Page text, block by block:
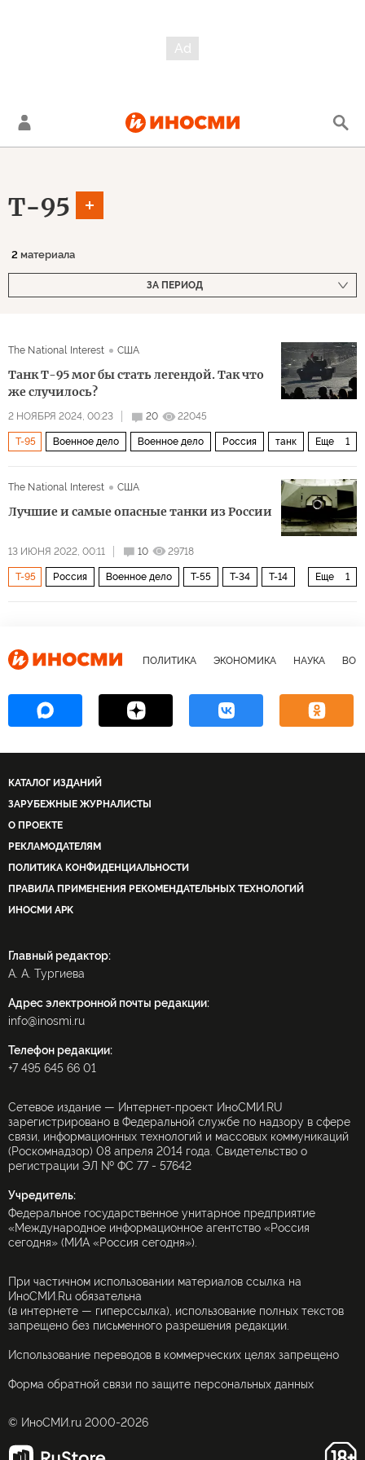
Т-95
2 материала
ЗА ПЕРИОД
The National Interest США
Танк Т-95 мог бы стать легендой. Так что
же случилось?
2 НОЯБРЯ 2024, 00:23 20 22045
Еще 1
Т-95 Военное дело Военное дело Россия танк
The National Interest
США
Лучшие и самые опасные танки из России
13 ИЮНЯ 2022, 00:11 10 29718
Еще 1
Т-95 Россия Военное дело Т-55 Т-34 Т-14
ПОЛИТИКА ЭКОНОМИКА НАУКА
КАТАЛОГ ИЗДАНИЙ
ЗАРУБЕЖНЫЕ ЖУРНАЛИСТЫ
О ПРОЕКТЕ
РЕКЛАМОДАТЕЛЯМ
ПОЛИТИКА КОНФИДЕНЦИАЛЬНОСТИ
ПРАВИЛА ПРИМЕНЕНИЯ РЕКОМЕНДАТЕЛЬНЫХ ТЕХНОЛОГИЙ
ИНОСМИ APK
Главный редактор:
А. А. Тургиева
Адрес электронной почты редакции:
info@inosmi.ru
Телефон редакции:
+7 495 645 66 01
Сетевое издание — Интернет-проект ИноСМИ.RU
зарегистрировано в Федеральной службе по надзору в сфере
связи, информационных технологий и массовых коммуникаций
(Роскомнадзор) 08 апреля 2014 года. Свидетельство о
регистрации ЭЛ № ФС 77 - 57642
Учредитель:
Федеральное государственное унитарное предприятие
«Международное информационное агентство «Россия
сегодня» (МИА «Россия сегодня»).
При частичном использовании материалов ссылка на
ИноСМИ.Ru обязательна
(в интернете — гиперссылка), использование полных текстов
запрещено без письменного разрешения редакции.
Использование переводов в коммерческих целях запрещено
Форма обратной связи по защите персональных данных
© ИноСМИ.ru 2000-2026